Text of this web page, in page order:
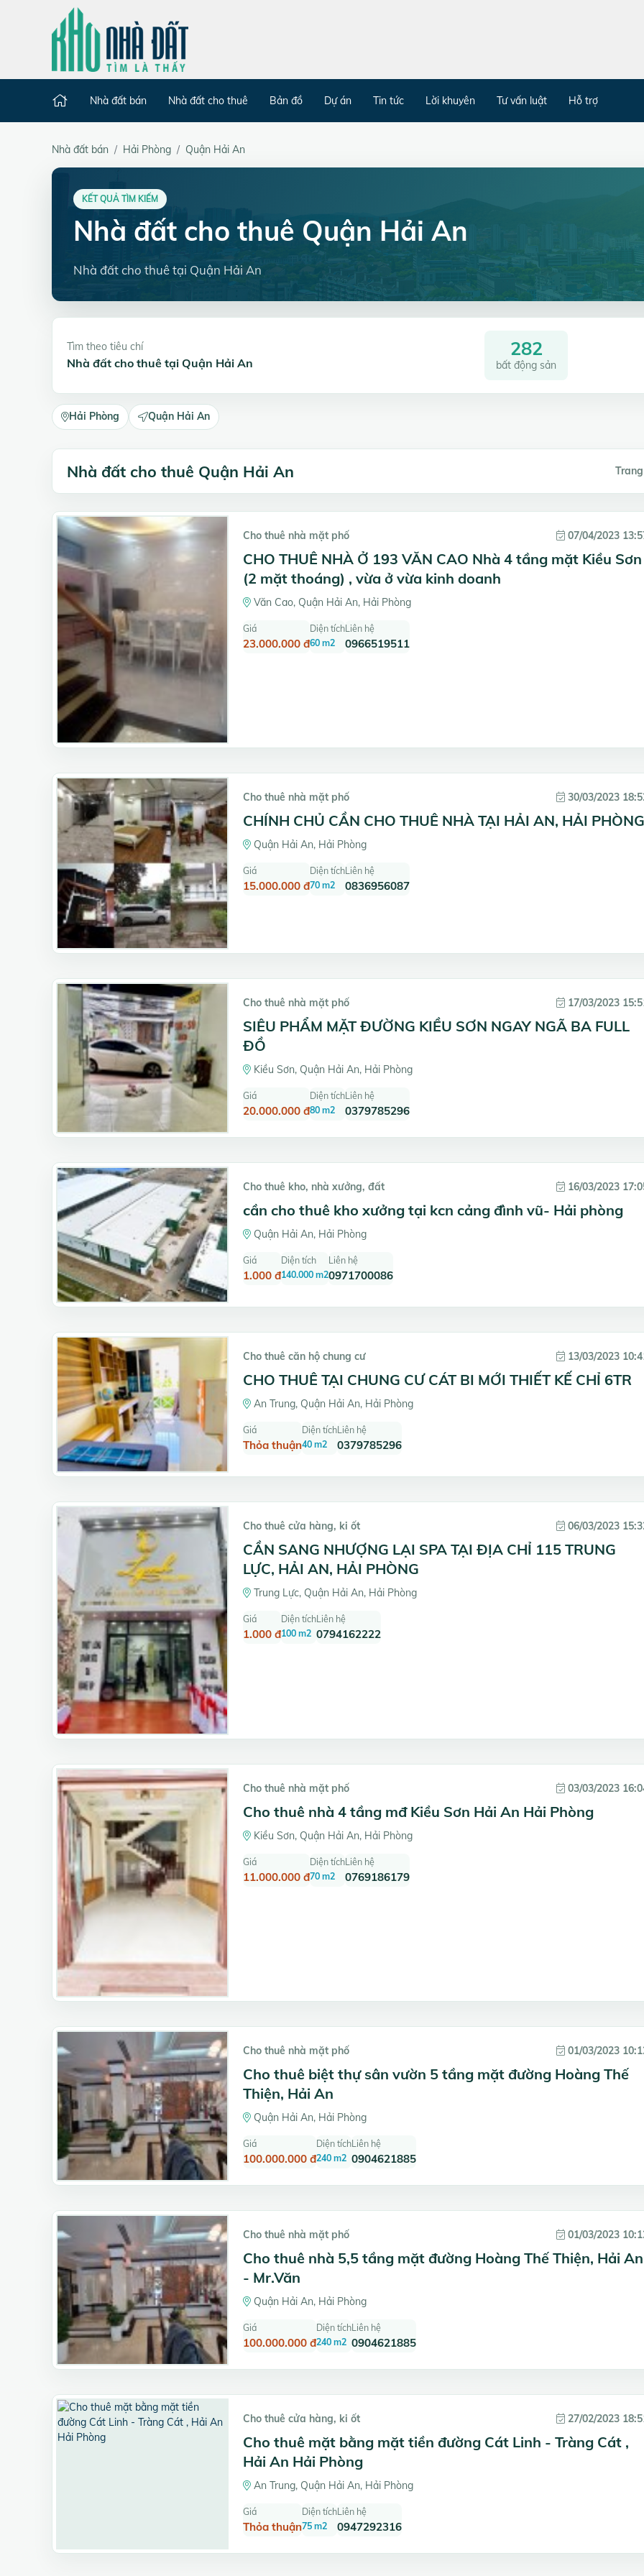
Nhà đất bán Nhà đất cho thuê Bản đồ Dự án Tin tức Lời khuyên Tư vấn luật Hỗ trợ
Nhà đất bán Hải Phòng Quận Hải An
KẾT QUẢ TÌM KIẾM
Nhà đất cho thuê Quận Hải An
Nhà đất cho thuê tại Quận Hải An
Tìm theo tiêu chí
Nhà đất cho thuê tại Quận Hải An
282
bất động sản
Hải Phòng Quận Hải An
Nhà đất cho thuê Quận Hải An
Cho thuê nhà mặt phố 07/04/2023
CHO THUÊ NHÀ Ở 193 VĂN CAO Nhà 4 tầng mặt Kiều Sơn
(2 mặt thoáng) , vừa ở vừa kinh doanh
Văn Cao, Quận Hải An, Hải Phòng
Giá
23.000.000 đ
Diện tích
60 m2
Liên hệ
0966519511
Cho thuê nhà mặt phố 30/03/2023
CHÍNH CHỦ CẦN CHO THUÊ NHÀ TẠI HẢI AN, HẢI
Quận Hải An, Hải Phòng
Giá
15.000.000 đ
Diện tích
70 m2
Liên hệ
0836956087
Cho thuê nhà mặt phố 17/03/2023
SIÊU PHẨM MẶT ĐƯỜNG KIỀU SƠN NGAY NGÃ BA FULL
ĐỒ
Kiều Sơn, Quận Hải An, Hải Phòng
Giá
20.000.000 đ
Diện tích
80 m2
Liên hệ
0379785296
Cho thuê kho, nhà xưởng, đất 16/03/2023
cần cho thuê kho xưởng tại kcn cảng đình vũ- Hải phòng
Quận Hải An, Hải Phòng
Giá
1.000 đ
Diện tích
140.000 m2
Liên hệ
0971700086
Cho thuê căn hộ chung cư 13/03/2023
CHO THUÊ TẠI CHUNG CƯ CÁT BI MỚI THIẾT KẾ CHỈ 6TR
An Trung, Quận Hải An, Hải Phòng
Giá
Thỏa thuận
Diện tích
40 m2
Liên hệ
0379785296
Cho thuê cửa hàng, ki ốt 06/03/2023
CẦN SANG NHƯỢNG LẠI SPA TẠI ĐỊA CHỈ 115 TRUNG
LỰC, HẢI AN, HẢI PHÒNG
Trung Lực, Quận Hải An, Hải Phòng
Giá
1.000 đ
Diện tích
100 m2
Liên hệ
0794162222
Cho thuê nhà mặt phố 03/03/2023
Cho thuê nhà 4 tầng mđ Kiều Sơn Hải An Hải Phòng
Kiều Sơn, Quận Hải An, Hải Phòng
Giá
11.000.000 đ
Diện tích
70 m2
Liên hệ
0769186179
Cho thuê nhà mặt phố 01/03/2023
Cho thuê biệt thự sân vườn 5 tầng mặt đường Hoàng Thế
Thiện, Hải An
Quận Hải An, Hải Phòng
Giá
100.000.000 đ
Diện tích
240 m2
Liên hệ
0904621885
Cho thuê nhà mặt phố 01/03/2023
Cho thuê nhà 5,5 tầng mặt đường Hoàng Thế Thiện, Hải An
- Mr.Văn
Quận Hải An, Hải Phòng
Giá
100.000.000 đ
Diện tích
240 m2
Liên hệ
0904621885
Cho thuê cửa hàng, ki ốt 27/02/2023
Cho thuê mặt bằng mặt tiền đường Cát Linh - Tràng Cát ,
Hải An Hải Phòng
An Trung, Quận Hải An, Hải Phòng
Giá
Thỏa thuận
Diện tích
75 m2
Liên hệ
0947292316